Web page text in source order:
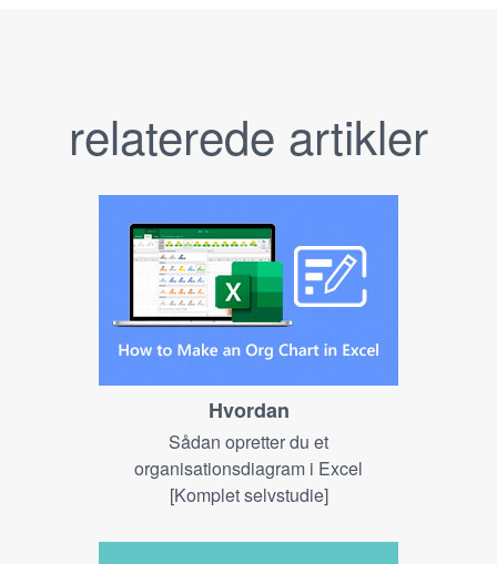
relaterede artikler
Hvordan
Sådan opretter du et
organisationsdiagram i Excel
[Komplet selvstudie]